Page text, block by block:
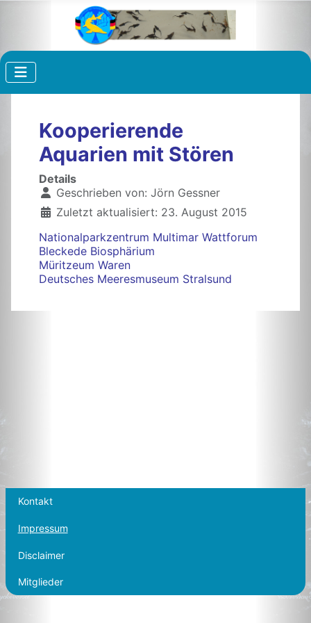
Kooperierende
Aquarien mit Stören
Details
Geschrieben von: Jörn Gessner
Zuletzt aktualisiert: 23. August 2015
Nationalparkzentrum Multimar Wattforum
Bleckede Biosphärium
Müritzeum Waren
Deutsches Meeresmuseum Stralsund
Kontakt
Impressum
Disclaimer
Mitglieder